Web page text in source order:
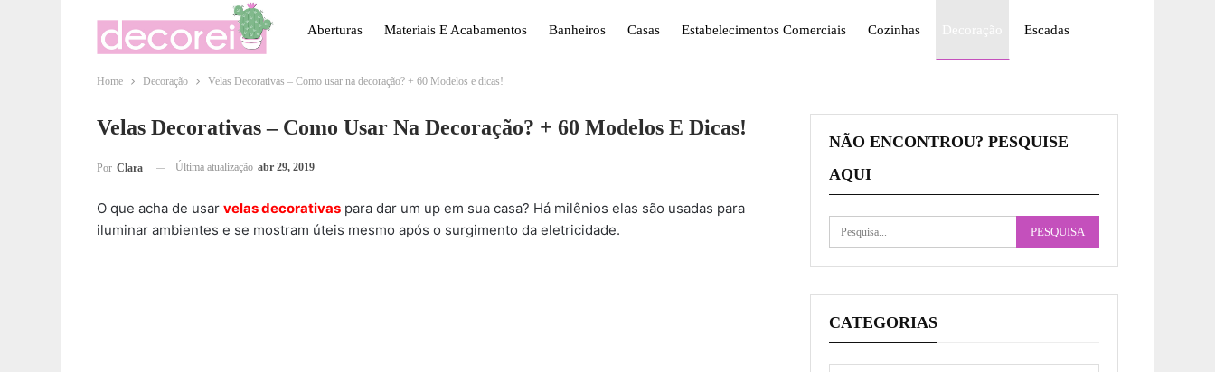
Aberturas Materiais E Acabamentos Banheiros Casas Estabelecimentos Comerciais Cozinhas Escadas
Móveis Paisagismo E Jardinagem
Home Decoração Velas Decorativas – Como usar na decoração? + 60 Modelos e dicas!
Velas Decorativas – Como Usar Na Decoração? + 60 Modelos E Dicas!
Por Clara Última atualização abr 29, 2019
O que acha de usar velas decorativas para dar um up em sua casa? Há milênios elas são usadas para
iluminar ambientes e se mostram úteis mesmo após o surgimento da eletricidade.
NÃO ENCONTROU? PESQUISE
AQUI
CATEGORIAS